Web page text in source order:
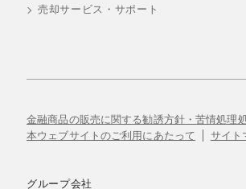
売却サービス・サポート
金融商品の販売に関する勧誘方針・苦情処理
本ウェブサイトのご利用にあたって
サイト
グループ会社